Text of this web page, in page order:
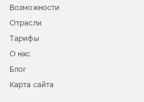
Возможности
Отрасли
Тарифы
О нас
Блог
Карта сайта